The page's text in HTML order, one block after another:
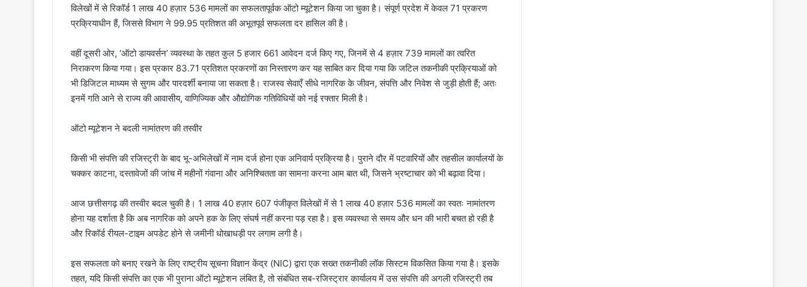
विलेखों में से रिकॉर्ड 1 लाख 40 हज़ार 536 मामलों का सफलतापूर्वक ऑटो म्यूटेशन किया जा चुका है। संपूर्ण प्रदेश में केवल 71 प्रकरण
प्रक्रियाधीन हैं, जिससे विभाग ने 99.95 प्रतिशत की अभूतपूर्व सफलता दर हासिल की है।
​वहीं दूसरी ओर, ‘ऑटो डायवर्सन’ व्यवस्था के तहत कुल 5 हजार 661 आवेदन दर्ज किए गए, जिनमें से 4 हज़ार 739 मामलों का त्वरित
निराकरण किया गया। इस प्रकार 83.71 प्रतिशत प्रकरणों का निस्तारण कर यह साबित कर दिया गया कि जटिल तकनीकी प्रक्रियाओं को
भी डिजिटल माध्यम से सुगम और पारदर्शी बनाया जा सकता है। राजस्व सेवाएँ सीधे नागरिक के जीवन, संपत्ति और निवेश से जुड़ी होती हैं; अतः
इनमें गति आने से राज्य की आवासीय, वाणिज्यिक और औद्योगिक गतिविधियों को नई रफ्तार मिली है।
​ऑटो म्यूटेशन ने बदली नामांतरण की तस्वीर
​किसी भी संपत्ति की रजिस्ट्री के बाद भू-अभिलेखों में नाम दर्ज होना एक अनिवार्य प्रक्रिया है। पुराने दौर में पटवारियों और तहसील कार्यालयों के
चक्कर काटना, दस्तावेजों की जांच में महीनों गंवाना और अनिश्चितता का सामना करना आम बात थी, जिसने भ्रष्टाचार को भी बढ़ावा दिया।
​आज छत्तीसगढ़ की तस्वीर बदल चुकी है। 1 लाख 40 हज़ार 607 पंजीकृत विलेखों में से 1 लाख 40 हज़ार 536 मामलों का स्वतः नामांतरण
होना यह दर्शाता है कि अब नागरिक को अपने हक के लिए संघर्ष नहीं करना पड़ रहा है। इस व्यवस्था से समय और धन की भारी बचत हो रही है
और रिकॉर्ड रीयल-टाइम अपडेट होने से जमीनी धोखाधड़ी पर लगाम लगी है।
​इस सफलता को बनाए रखने के लिए राष्ट्रीय सूचना विज्ञान केंद्र (NIC) द्वारा एक सख्त तकनीकी लॉक सिस्टम विकसित किया गया है। इसके
तहत, यदि किसी संपत्ति का एक भी पुराना ऑटो म्यूटेशन लंबित है, तो संबंधित सब-रजिस्ट्रार कार्यालय में उस संपत्ति की अगली रजिस्ट्री तब